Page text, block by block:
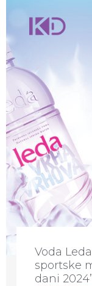
Voda
sportske
dani